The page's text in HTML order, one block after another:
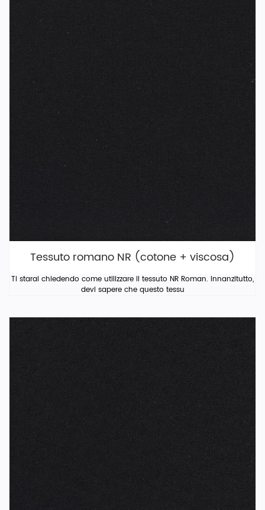
Tessuto romano NR (cotone + viscosa)
Ti starai chiedendo come utilizzare il tessuto NR Roman. Innanzitutto,
devi sapere che questo tessu